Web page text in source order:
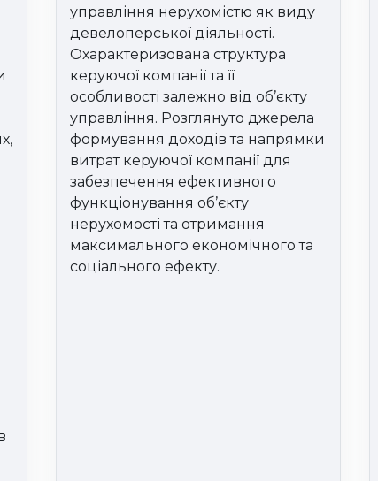
управління нерухомістю як виду
девелоперської діяльності.
Охарактеризована структура
керуючої компанії та її
особливості залежно від об’єкту
управління. Розглянуто джерела
формування доходів та напрямки
витрат керуючої компанії для
забезпечення ефективного
функціонування об’єкту
нерухомості та отримання
максимального економічного та
соціального ефекту.